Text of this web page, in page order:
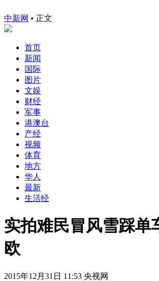
中新网 • 正文
首页
新闻
国际
图片
文娱
财经
军事
港澳台
产经
视频
体育
地方
华人
最新
生活经
实拍难民冒风雪踩单
欧
2015年12月31日 11:53 央视网